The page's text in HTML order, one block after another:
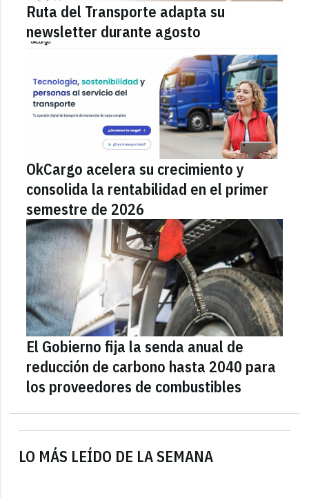
LO MÁS LEÍDO DE LA SEMANA
Ruta del Transporte adapta su
newsletter durante agosto
OkCargo acelera su crecimiento y
consolida la rentabilidad en el primer
semestre de 2026
El Gobierno fija la senda anual de
reducción de carbono hasta 2040 para
los proveedores de combustibles